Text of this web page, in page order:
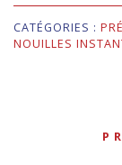
CATÉGORIES :
NOUILLES